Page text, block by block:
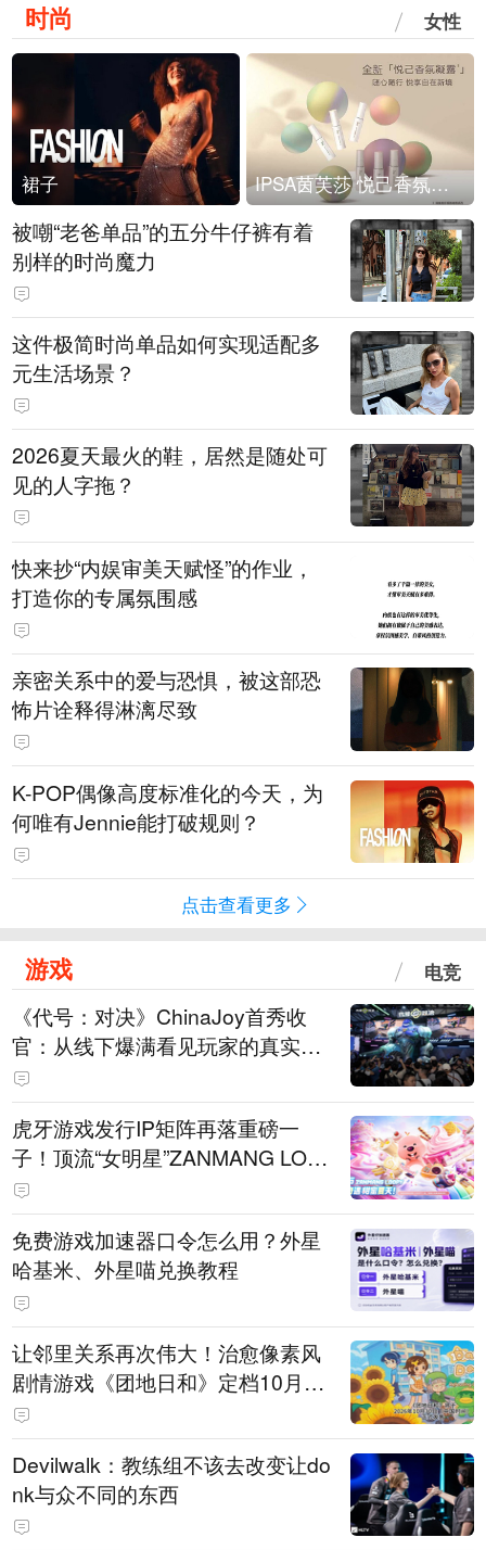
时尚 女性
裙子 IPSA茵芙莎 悦己香氛凝露上市
被嘲“老爸单品”的五分牛仔裤有着
别样的时尚魔力
这件极简时尚单品如何实现适配多
元生活场景？
2026夏天最火的鞋，居然是随处可
见的人字拖？
快来抄“内娱审美天赋怪”的作业，
打造你的专属氛围感
亲密关系中的爱与恐惧，被这部恐
怖片诠释得淋漓尽致
K-POP偶像高度标准化的今天，为
何唯有Jennie能打破规则？
点击查看更多
游戏 电竞
《代号：对决》ChinaJoy首秀收
官：从线下爆满看见玩家的真实期
待
虎牙游戏发行IP矩阵再落重磅一
子！顶流“女明星”ZANMANG LOO
PY 正版3D消除手游《消消奇遇》
惊喜曝光
免费游戏加速器口令怎么用？外星
哈基米、外星喵兑换教程
让邻里关系再次伟大！治愈像素风
剧情游戏《团地日和》定档10月30
日发售
Devilwalk：教练组不该去改变让do
nk与众不同的东西